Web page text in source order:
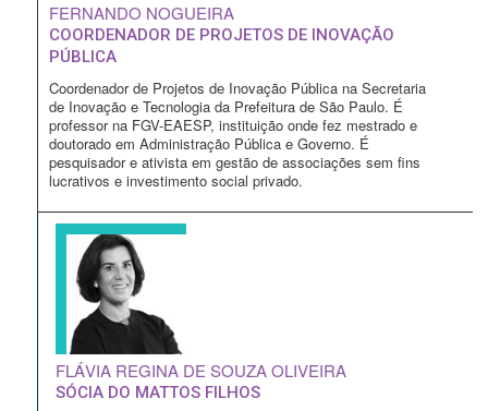
FERNANDO NOGUEIRA
COORDENADOR DE PROJETOS DE INOVAÇÃO
PÚBLICA
Coordenador de Projetos de Inovação Pública na Secretaria
de Inovação e Tecnologia da Prefeitura de São Paulo. É
professor na FGV-EAESP, instituição onde fez mestrado e
doutorado em Administração Pública e Governo. É
pesquisador e ativista em gestão de associações sem fins
lucrativos e investimento social privado.
FLÁVIA REGINA DE SOUZA OLIVEIRA
SÓCIA DO MATTOS FILHOS